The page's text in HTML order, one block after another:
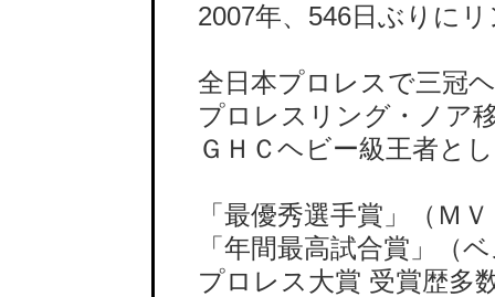
2007年、546日ぶりに
全日本プロレスで三冠
プロレスリング・ノア
ＧＨＣヘビー級王者と
「最優秀選手賞」（ＭＶ
「年間最高試合賞」（
プロレス大賞 受賞歴多